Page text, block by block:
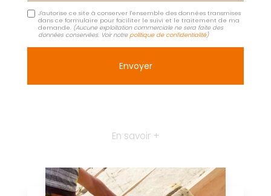
J'autorise ce site à conserver l'ensemble des données transmises
dans ce formulaire pour faciliter le suivi et le traitement de ma
demande. (Aucune exploitation commerciale ne sera faite des
données conservées. Voir notrepolitique de confidentialité)
En savoir +